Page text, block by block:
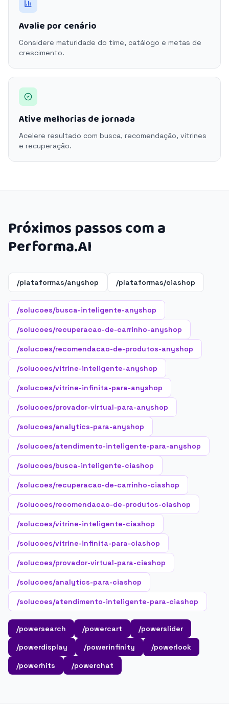
Avalie por cenário
Considere maturidade do time, catálogo e metas de
crescimento.
Ative melhorias de jornada
Acelere resultado com busca, recomendação, vitrines
e recuperação.
Próximos passos com a
Performa.AI
/plataformas/anyshop /plataformas/ciashop
/solucoes/busca-inteligente-anyshop
/solucoes/recuperacao-de-carrinho-anyshop
/solucoes/recomendacao-de-produtos-anyshop
/solucoes/vitrine-inteligente-anyshop
/solucoes/vitrine-infinita-para-anyshop
/solucoes/provador-virtual-para-anyshop
/solucoes/analytics-para-anyshop
/solucoes/atendimento-inteligente-para-anyshop
/solucoes/busca-inteligente-ciashop
/solucoes/recuperacao-de-carrinho-ciashop
/solucoes/recomendacao-de-produtos-ciashop
/solucoes/vitrine-inteligente-ciashop
/solucoes/vitrine-infinita-para-ciashop
/solucoes/provador-virtual-para-ciashop
/solucoes/analytics-para-ciashop
/solucoes/atendimento-inteligente-para-ciashop
/powersearch /powercart
/powerslider
/powerdisplay
/powerinfinity
/powerlook
/powerhits
/powerchat